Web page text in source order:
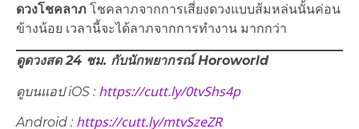
ดวงโชคลาภ โชคลาภจากการเสี่ยงดวงแบบส้มหล่นนั้นค่อน
ข้างน้อย เวลานี้จะได้ลาภจากการทำงาน มากกว่า
ดูดวงสด 24 ชม. กับนักพยากรณ์ Horoworld
ดูบนแอป iOS : https://cutt.ly/0tvShs4p
Android : https://cutt.ly/mtvSzeZR